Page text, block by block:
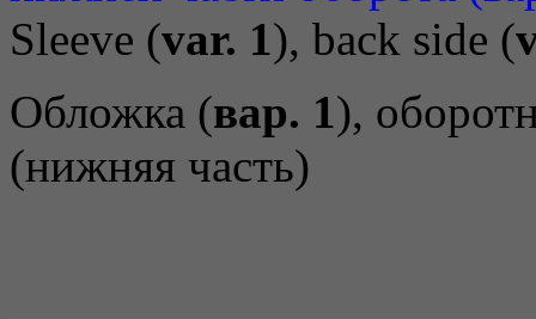
Sleeve (var. 1), back side (
Обложка (вар. 1),
(нижняя часть)